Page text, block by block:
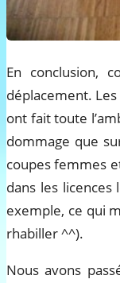
En conclusion,
déplacement.
ont fait toute
dommage que
coupes femmes
dans les
exemple, ce qui
rhabiller ^^).
Nous avons